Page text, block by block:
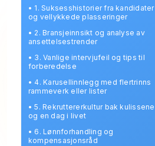
• 1. Suksesshistorier fra kandidater
og vellykkede plasseringer
• 2. Bransjeinnsikt og analyse av
ansettelsestrender
• 3. Vanlige intervjufeil og tips til
forberedelse
• 4. Karusellinnlegg med flertrinns
rammeverk eller lister
•5. Rekruttererkultur bak kulissene
og en dag i livet
• 6. Lønnforhandling og
kompensasjonsråd